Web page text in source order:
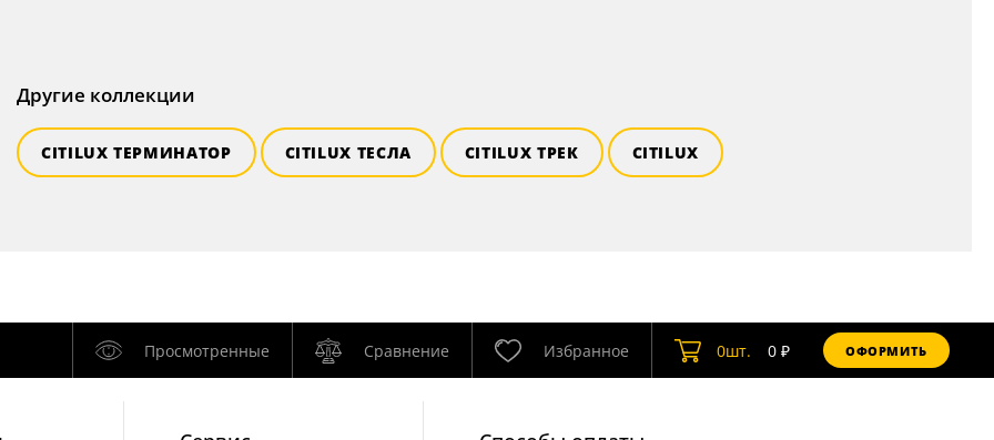
Другие коллекции
CITILUX ТЕРМИНАТОР CITILUX ТЕСЛА CITILUX ТРЕК CITILUX
Просмотренные Сравнение Избранное 0шт. 0₽ ОФОРМИТЬ